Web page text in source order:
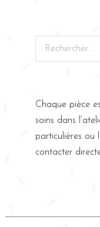
Chaque pièce
soins dans
particulières ou
contacter